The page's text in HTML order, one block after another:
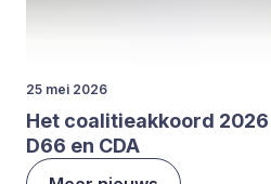
25 mei 2026
Het coa­li­tie­ak­koord 2026
D66 en CDA